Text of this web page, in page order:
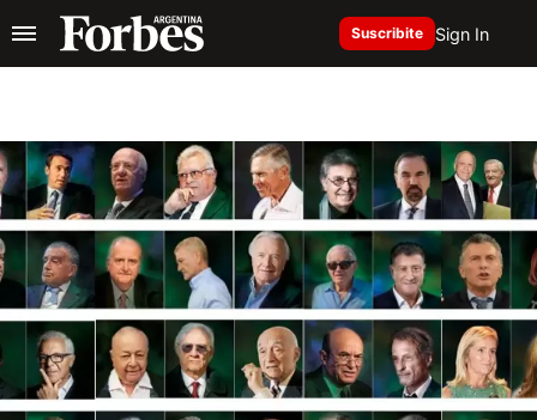
Suscribite Sign In